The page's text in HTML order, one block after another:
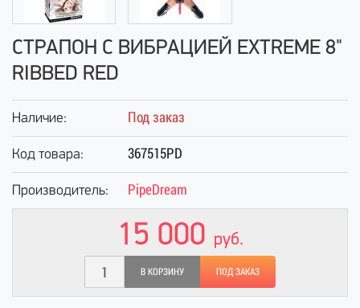
СТРАПОН С ВИБРАЦИЕЙ EXTREME 8"
RIBBED RED
Наличие: Под заказ
Код товара: 367515PD
Производитель: PipeDream
15 000 руб.
В КОРЗИНУ ПОД ЗАКАЗ